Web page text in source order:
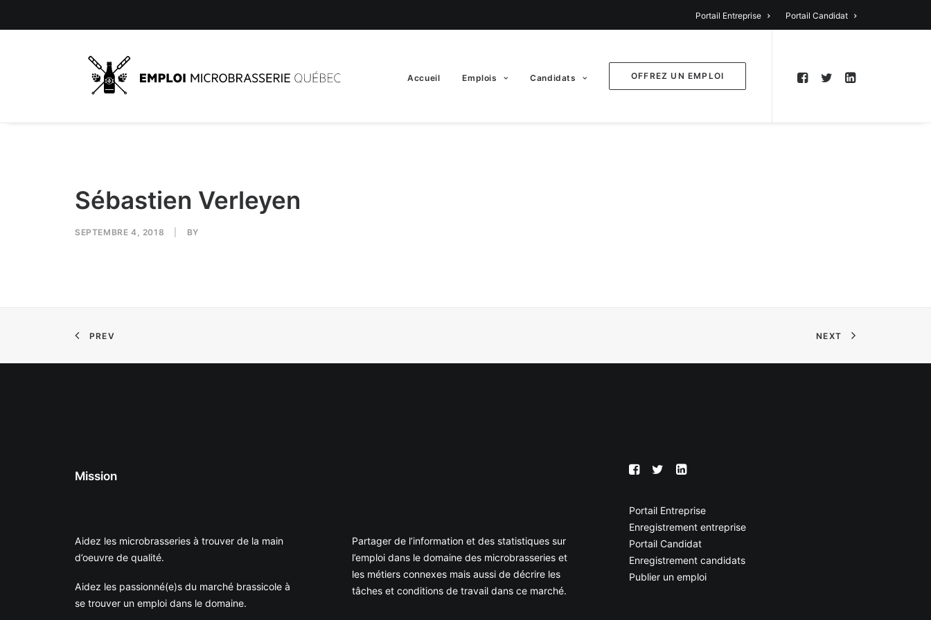
Portail Entreprise Portail Candidat
Accueil Emplois Candidats OFFREZ UN EMPLOI
Sébastien Verleyen
SEPTEMBRE 4, 2018 BY
PREV NEXT
Mission
Aidez les microbrasseries à trouver de la main
d’oeuvre de qualité.
Aidez les passionné(e)s du marché brassicole à
se trouver un emploi dans le domaine.
Partager de l’information et des statistiques sur
l’emploi dans le domaine des microbrasseries et
les métiers connexes mais aussi de décrire les
tâches et conditions de travail dans ce marché.
Portail Entreprise
Enregistrement entreprise
Portail Candidat
Enregistrement candidats
Publier un emploi